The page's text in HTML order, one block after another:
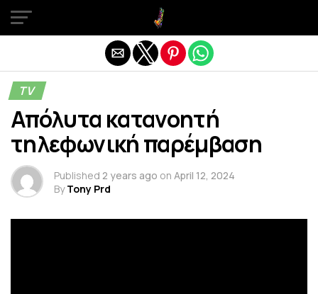
TV
Απόλυτα κατανοητή
τηλεφωνική παρέμβαση
Published 2 years ago on April 12, 2024
By Tony Prd
Exit mobile version